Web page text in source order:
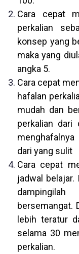
Cara cepat
perkalian
konsep yang
maka yang
angka 5.
Cara cepat
hafalan
mudah dan
perkalian dari
dari yang sulit
Cara cepat
jadwal
bersemangat.
lebih teratur
selama 30
perkalian.